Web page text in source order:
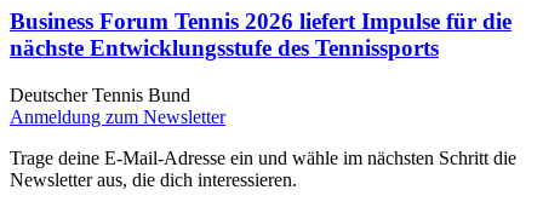
Business Forum Tennis 2026 liefert Impulse für die
nächste Entwicklungsstufe des Tennissports
Deutscher Tennis Bund
Anmeldung zum Newsletter
Trage deine E-Mail-Adresse ein und wähle im nächsten Schritt die
Newsletter aus, die dich interessieren.